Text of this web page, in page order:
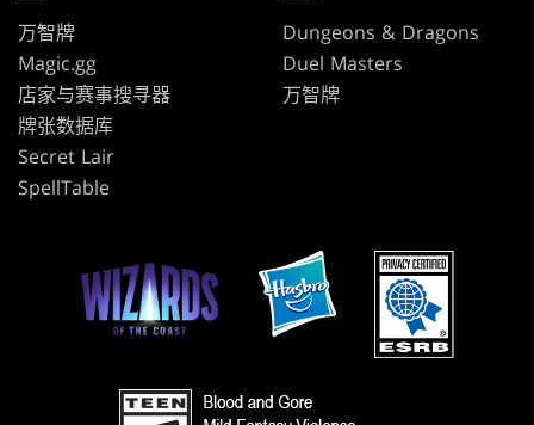
万智牌
Magic.gg
店家与赛事搜寻器
牌张数据库
Secret Lair
SpellTable
Dungeons & Dragons
Duel Masters
万智牌